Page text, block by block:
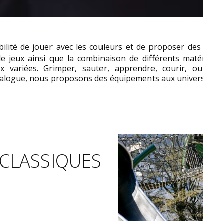
de jouer avec les couleurs et de proposer
jeux ainsi que la combinaison de différents
variées. Grimper, sauter, apprendre, courir,
nous proposons des équipements aux